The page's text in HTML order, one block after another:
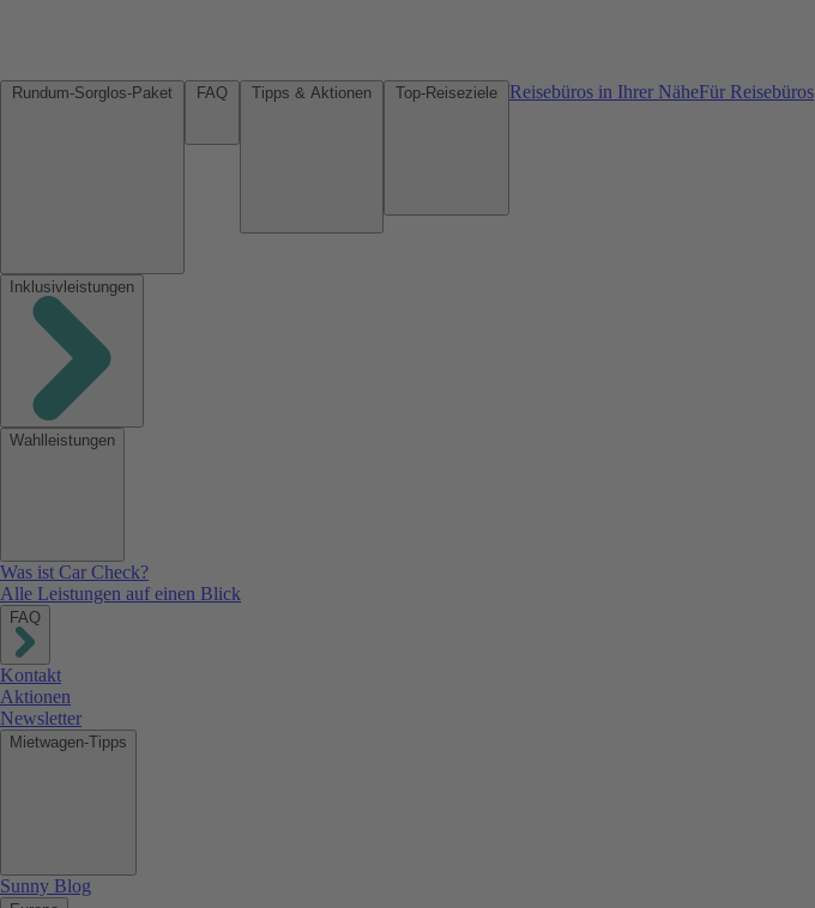
Reisebüros in Ihrer NäheFür Reisebüros
Inklusivleistungen
Wahlleistungen
Was ist Car Check?
Alle Leistungen auf einen Blick
FAQ
Kontakt
Aktionen
Newsletter
Mietwagen-Tipps
Sunny Blog